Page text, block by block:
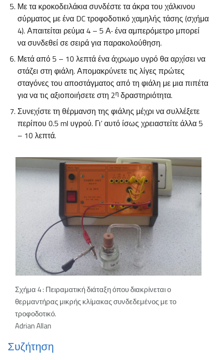
Με τα κροκοδειλάκια συνδέστε τα άκρα του χάλκινου
σύρματος με ένα DC τροφοδοτικό χαμηλής τάσης (σχήμα
4). Απαιτείται ρεύμα 4 – 5 Α‧ ένα αμπερόμετρο μπορεί
να συνδεθεί σε σειρά για παρακολούθηση.
Μετά από 5 – 10 λεπτά ένα άχρωμο υγρό θα αρχίσει να
στάζει στη φιάλη. Απομακρύνετε τις λίγες πρώτες
σταγόνες του αποστάγματος από τη φιάλη με μια πιπέτα
για να τις αξιοποιήσετε στη 2η δραστηριότητα.
Συνεχίστε τη θέρμανση της φιάλης μέχρι να συλλέξετε
περίπου 0.5 ml υγρού. Γι’ αυτό ίσως χρειαστείτε άλλα 5
– 10 λεπτά.
Σχήμα 4 : Πειραματική διάταξη όπου διακρίνεται ο
θερμαντήρας μικρής κλίμακας συνδεδεμένος με το
τροφοδοτικό.
Adrian Allan
Συζήτηση